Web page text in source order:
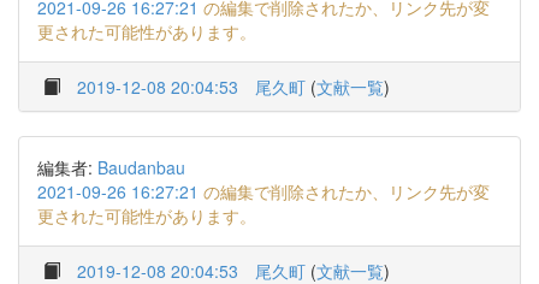
2021-09-26 16:27:21 の編集で削除されたか、リンク先が変
更された可能性があります。
2019-12-08 20:04:53 尾久町 (文献一覧)
編集者: Baudanbau
2021-09-26 16:27:21 の編集で削除されたか、リンク先が変
更された可能性があります。
2019-12-08 20:04:53 尾久町 (文献一覧)